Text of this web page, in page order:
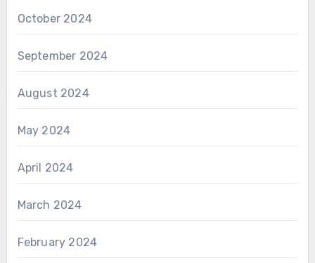
October 2024
September 2024
August 2024
May 2024
April 2024
March 2024
February 2024